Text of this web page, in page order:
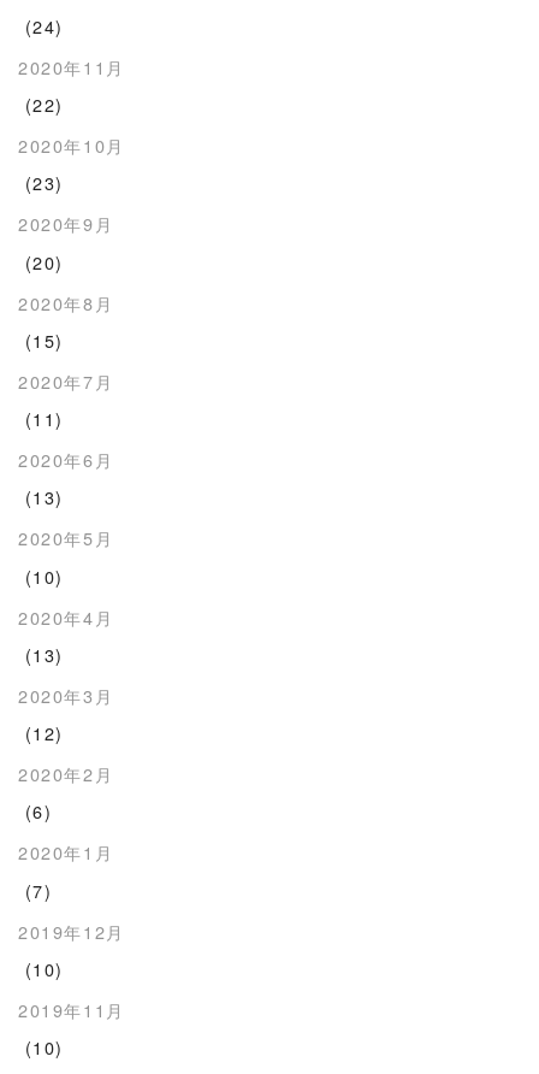
(24)
2020年11月
(22)
2020年10月
(23)
2020年9月
(20)
2020年8月
(15)
2020年7月
(11)
2020年6月
(13)
2020年5月
(10)
2020年4月
(13)
2020年3月
(12)
2020年2月
(6)
2020年1月
(7)
2019年12月
(10)
2019年11月
(10)